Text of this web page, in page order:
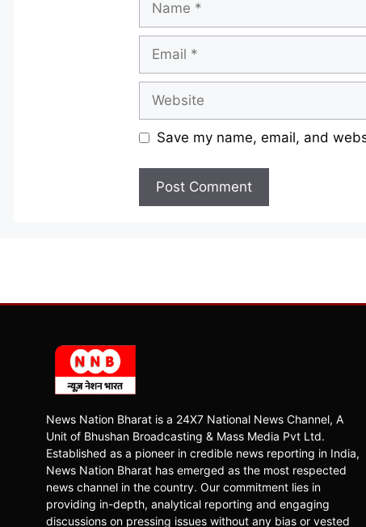
Save my name, email, and
News Nation Bharat is a 24X7 National News Channel, A
Unit of Bhushan Broadcasting & Mass Media Pvt Ltd.
Established as a pioneer in credible news reporting in India,
News Nation Bharat has emerged as the most respected
news channel in the country. Our commitment lies in
providing in-depth, analytical reporting and engaging
discussions on pressing issues without any bias or vested